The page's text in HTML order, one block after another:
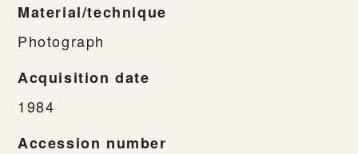
Material/technique
Photograph
Acquisition date
1984
Accession number